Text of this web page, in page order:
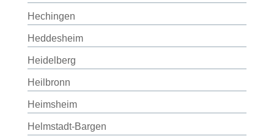
Hechingen
Heddesheim
Heidelberg
Heilbronn
Heimsheim
Helmstadt-Bargen